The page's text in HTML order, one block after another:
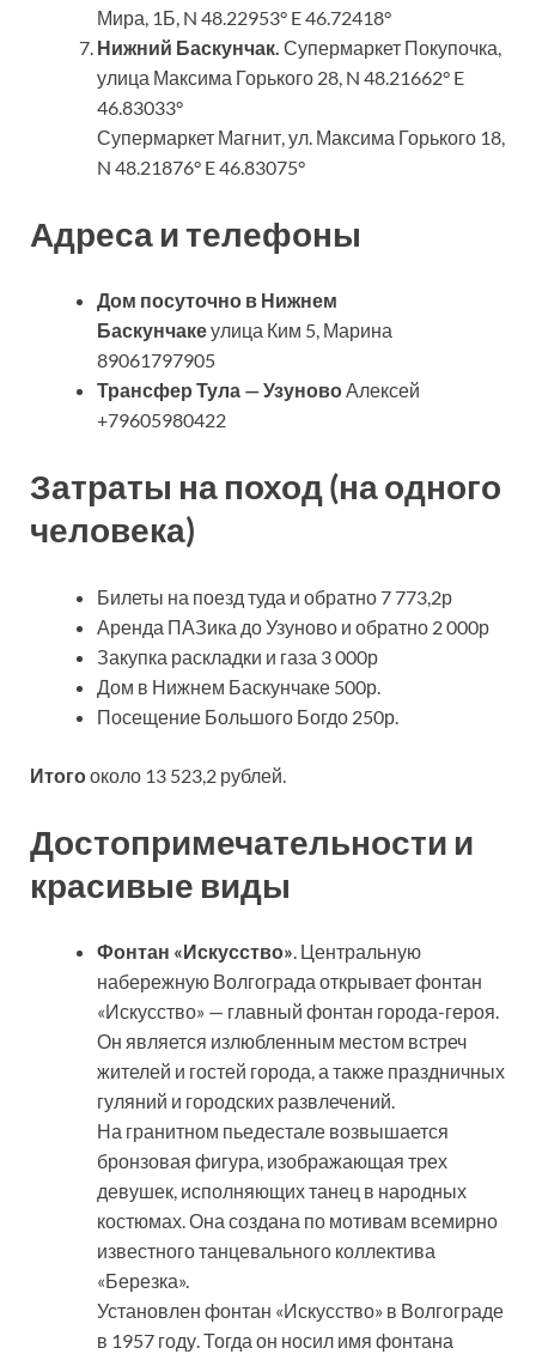
Мира, 1Б, N 48.22953° E 46.72418°
Нижний Баскунчак. Супермаркет Покупочка,
улица Максима Горького 28, N 48.21662° E
46.83033°
Супермаркет Магнит, ул. Максима Горького 18,
N 48.21876° E 46.83075°
Адреса и телефоны
Дом посуточно в Нижнем
Баскунчакеулица Ким 5, Марина
89061797905
Трансфер Тула — УзуновоАлексей
+79605980422
Затраты на поход (на одного
человека)
Билеты на поезд туда и обратно 7 773,2р
Аренда ПАЗика до Узуново и обратно 2 000р
Закупка раскладки и газа 3 000р
Дом в Нижнем Баскунчаке 500р.
Посещение Большого Богдо 250р.
Итогооколо 13 523,2 рублей.
Достопримечательности и
красивые виды
Фонтан «Искусство». Центральную
набережную Волгограда открывает фонтан
«Искусство» — главный фонтан города-героя.
Он является излюбленным местом встреч
жителей и гостей города, а также праздничных
гуляний и городских развлечений.
На гранитном пьедестале возвышается
бронзовая фигура, изображающая трех
девушек, исполняющих танец в народных
костюмах. Она создана по мотивам всемирно
известного танцевального коллектива
«Березка».
Установлен фонтан «Искусство» в Волгограде
в 1957 году. Тогда он носил имя фонтана